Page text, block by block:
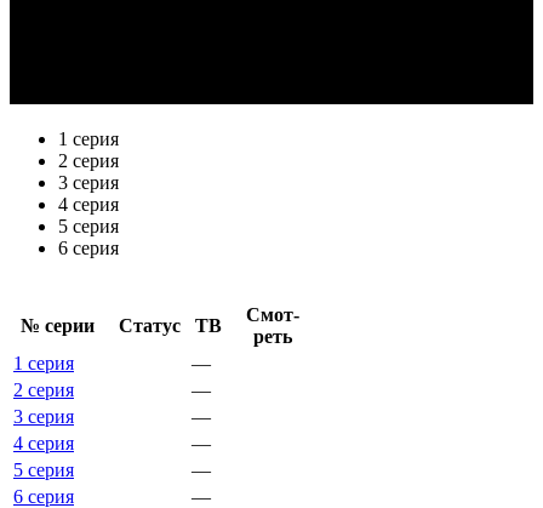
1 серия
2 серия
3 серия
4 серия
5 серия
6 серия
№ се­рии Ста­тус ТВ
Смот­
реть
1 серия
—
2 серия
—
3 серия
—
4 серия
—
5 серия
—
6 серия
—